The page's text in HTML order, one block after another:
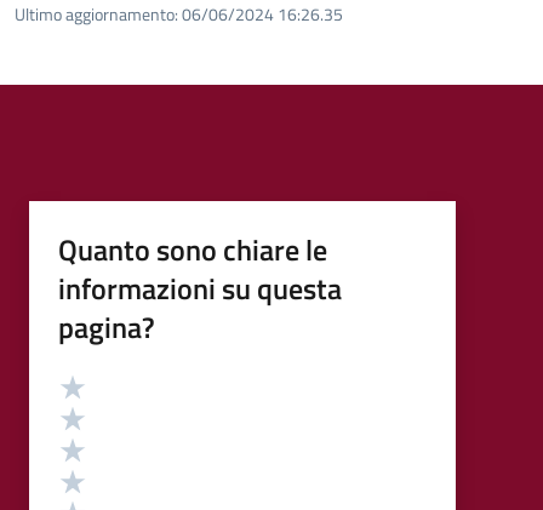
Ultimo aggiornamento:06/06/2024 16:26.35
Quanto sono chiare le
informazioni su questa
pagina?
Valutazione